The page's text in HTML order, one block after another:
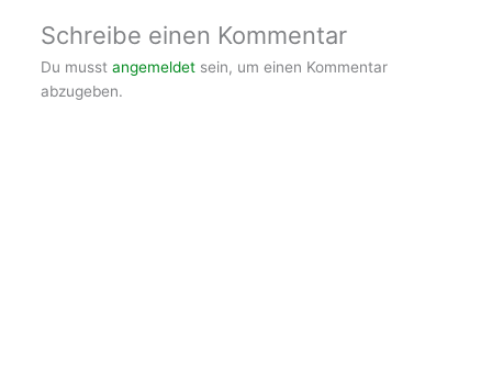
Schreibe einen Kommentar
Du musst angemeldetsein, um einen Kommentar
abzugeben.